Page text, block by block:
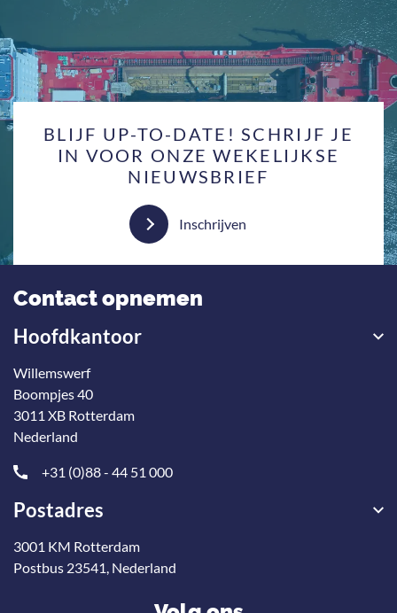
BLIJF UP-TO-DATE! SCHRIJF JE
IN VOOR ONZE WEKELIJKSE
NIEUWSBRIEF
Inschrijven
Contact opnemen
Hoofdkantoor
Willemswerf
Boompjes 40
3011 XB Rotterdam
Nederland
+31 (0)88 - 44 51 000
Postadres
3001 KM Rotterdam
Postbus 23541, Nederland